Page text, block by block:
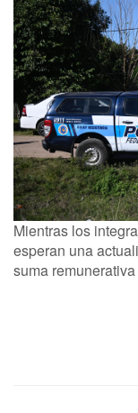
Mientras los
esperan una
suma